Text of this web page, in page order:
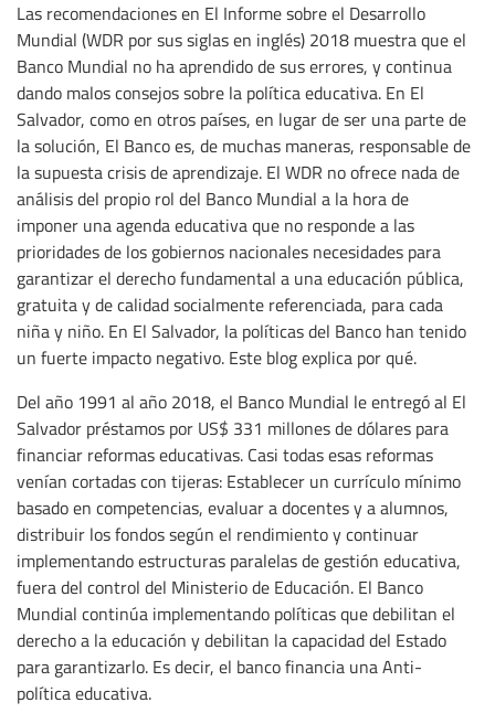
Las recomendaciones en El Informe sobre el Desarrollo
Mundial (WDR por sus siglas en inglés) 2018 muestra que el
Banco Mundial no ha aprendido de sus errores, y continua
dando malos consejos sobre la política educativa. En El
Salvador, como en otros países, en lugar de ser una parte de
la solución, El Banco es, de muchas maneras, responsable de
la supuesta crisis de aprendizaje. El WDR no ofrece nada de
análisis del propio rol del Banco Mundial a la hora de
imponer una agenda educativa que no responde a las
prioridades de los gobiernos nacionales necesidades para
garantizar el derecho fundamental a una educación pública,
gratuita y de calidad socialmente referenciada, para cada
niña y niño. En El Salvador, la políticas del Banco han tenido
un fuerte impacto negativo. Este blog explica por qué.
Del año 1991 al año 2018, el Banco Mundial le entregó al El
Salvador préstamos por US$ 331 millones de dólares para
financiar reformas educativas. Casi todas esas reformas
venían cortadas con tijeras: Establecer un currículo mínimo
basado en competencias, evaluar a docentes y a alumnos,
distribuir los fondos según el rendimiento y continuar
implementando estructuras paralelas de gestión educativa,
fuera del control del Ministerio de Educación. El Banco
Mundial continúa implementando políticas que debilitan el
derecho a la educación y debilitan la capacidad del Estado
para garantizarlo. Es decir, el banco financia una Anti-
política educativa.